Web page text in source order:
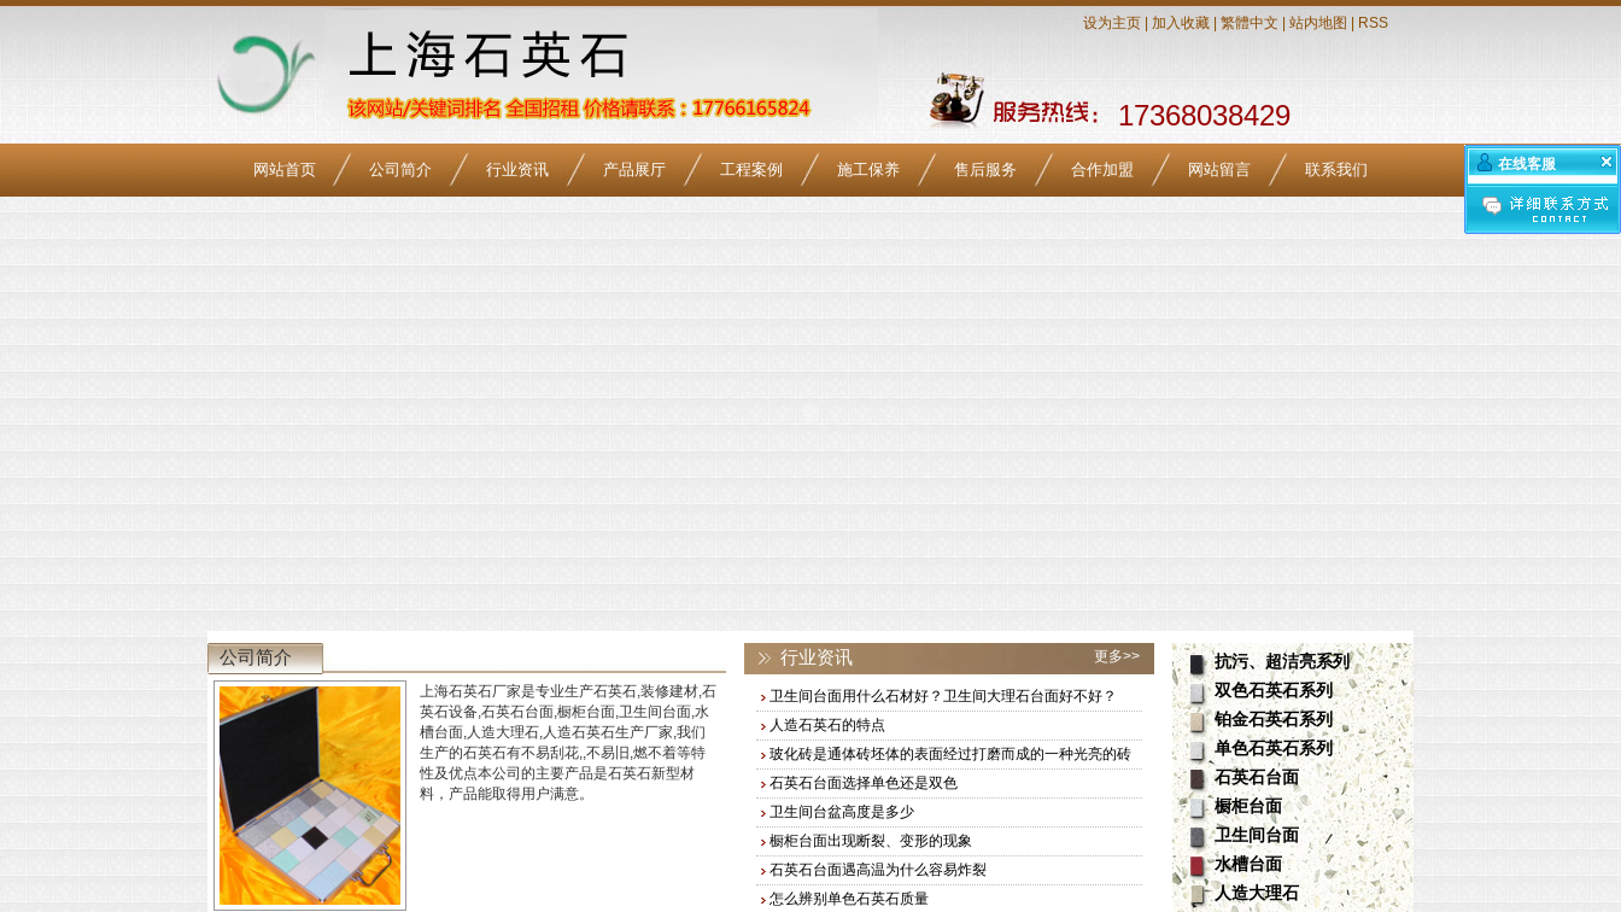
设为主页| 加入收藏| 繁體中文 站内地图 RSS
17368038429
网站首页 公司简介 行业资讯 产品展厅 工程案例 施工保养 售后服务 合作加盟 网站留言 联系我们
公司简介 行业资讯 更多>>
抗污、超洁亮系列
双色石英石系列
铂金石英石系列
单色石英石系列
石英石台面
橱柜台面
卫生间台面
水槽台面
人造大理石
上海石英石厂家是专业生产石英石,装修建材,石
英石设备,石英石台面,橱柜台面,卫生间台面,水
槽台面,人造大理石,人造石英石生产厂家,我们
生产的石英石有不易刮花,,不易旧,燃不着等特
性及优点本公司的主要产品是石英石新型材
料，产品能取得用户满意。
卫生间台面用什么石材好？卫生间大理石台面好不好？
人造石英石的特点
玻化砖是通体砖坯体的表面经过打磨而成的一种光亮的砖
石英石台面选择单色还是双色
卫生间台盆高度是多少
橱柜台面出现断裂、变形的现象
石英石台面遇高温为什么容易炸裂
怎么辨别单色石英石质量
在线客服